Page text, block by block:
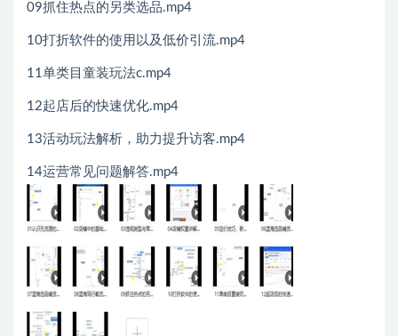
09抓住热点的另类选品.mp4
10打折软件的使用以及低价引流.mp4
11单类目童装玩法c.mp4
12起店后的快速优化.mp4
13活动玩法解析，助力提升访客.mp4
14运营常见问题解答.mp4